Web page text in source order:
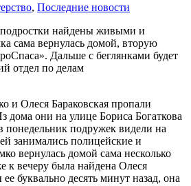
, Последние новости
найдены живыми и
сама вернулась домой, вторую
Дальше с беглянками будет
отдел по делам
и Олеся Бараковская пропали
дома они на улице Бориса Богаткова
понедельник подружек видели на
занимались полицейские и
вернулась домой сама несколько
к вечеру была найдена Олеся
буквально десять минут назад, она